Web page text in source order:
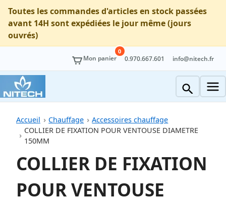
Toutes les commandes d'articles en stock passées
avant 14H sont expédiées le jour même (jours
ouvrés)
Mon panier
0
0.970.667.601 info@nitech.fr
Accueil Chauffage
Accessoires chauffage
COLLIER DE FIXATION POUR VENTOUSE DIAMETRE
150MM
COLLIER DE FIXATION
POUR VENTOUSE